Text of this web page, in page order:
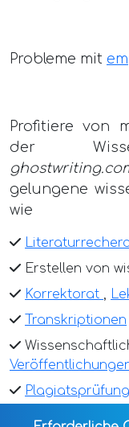
Probleme mit
Profitiere von
der
gelungene
wie
Erstellen von
Korrektorat ,
Transkriptionen
Plagiatsprüfung
und vieles mehr.